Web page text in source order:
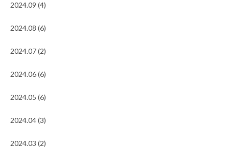
2024.09 (4)
2024.08 (6)
2024.07 (2)
2024.06 (6)
2024.05 (6)
2024.04 (3)
2024.03 (2)